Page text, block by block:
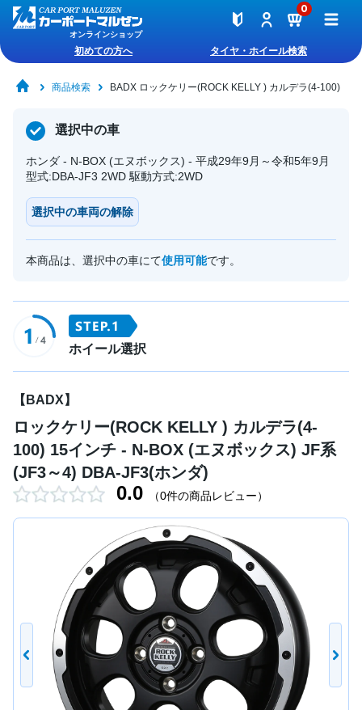
オンラインショップ
0
初めての方へ タイヤ・ホイール検索
商品検索 BADX ロックケリー(ROCK KELLY ) カルデラ(4-100)
選択中の車
ホンダ - N-BOX (エヌボックス) - 平成29年9月～令和5年9月
型式:DBA-JF3 2WD 駆動方式:2WD
選択中の車両の解除
本商品は、選択中の車にて使用可能です。
ホイール選択
【BADX】
ロックケリー(ROCK KELLY ) カルデラ(4-
100) 15インチ - N-BOX (エヌボックス) JF系
(JF3～4) DBA-JF3(ホンダ)
0.0 （0件の商品レビュー）